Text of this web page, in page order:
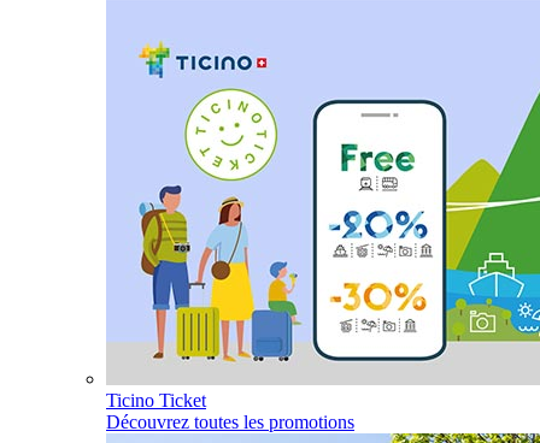
Ticino Ticket
Découvrez toutes les promotions